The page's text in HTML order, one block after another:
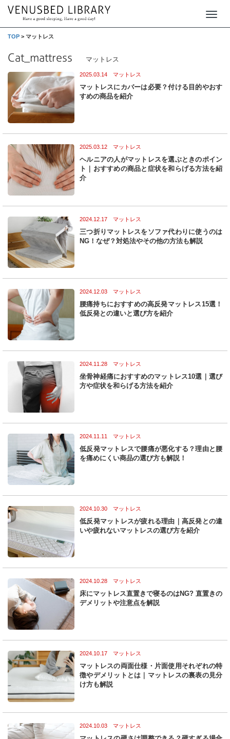
e
v
g
i
n
TOP > マットレス
Cat_mattress マットレス
2025.03.14 マットレス
マットレスにカバーは必要？付ける目的やおす
すめの商品を紹介
2025.03.12 マットレス
ヘルニアの人がマットレスを選ぶときのポイン
ト｜おすすめの商品と症状を和らげる方法を紹
介
2024.12.17 マットレス
三つ折りマットレスをソファ代わりに使うのは
NG！なぜ？対処法やその他の方法も解説
2024.12.03 マットレス
腰痛持ちにおすすめの高反発マットレス15選！
低反発との違いと選び方を紹介
2024.11.28 マットレス
坐骨神経痛におすすめのマットレス10選｜選び
方や症状を和らげる方法を紹介
2024.11.11 マットレス
低反発マットレスで腰痛が悪化する？理由と腰
を痛めにくい商品の選び方も解説！
2024.10.30 マットレス
低反発マットレスが疲れる理由｜高反発との違
いや疲れないマットレスの選び方を紹介
2024.10.28 マットレス
床にマットレス直置きで寝るのはNG? 直置きの
デメリットや注意点を解説
2024.10.17 マットレス
マットレスの両面仕様・片面使用それぞれの特
徴やデメリットとは｜マットレスの裏表の見分
け方も解説
2024.10.03 マットレス